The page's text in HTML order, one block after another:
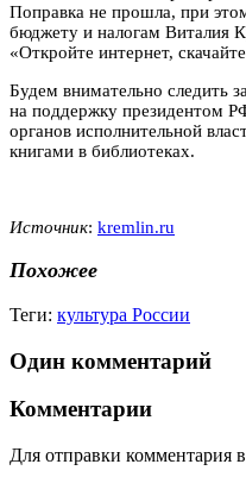
Поправка не прошла, при
бюджету и налогам Виталия
«Откройте интернет,
Будем внимательно следить
на поддержку президентом
органов исполнительной
книгами в библиотеках.
Источник: kremlin.ru
Похожее
Теги: культура России
Один комментарий
Комментарии
Для отправки комментария